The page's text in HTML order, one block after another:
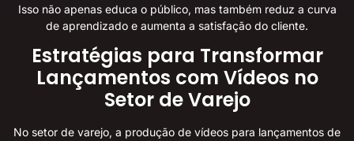
Isso não apenas educa o público, mas também reduz a curva
de aprendizado e aumenta a satisfação do cliente.
Estratégias para Transformar
Lançamentos com Vídeos no
Setor de Varejo
No setor de varejo, a produção de vídeos para lançamentos de